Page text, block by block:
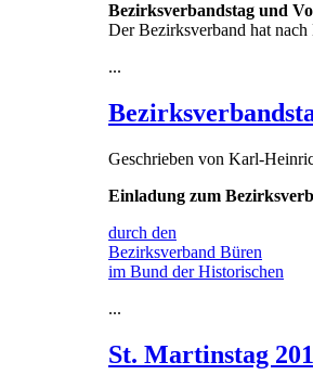
Bezirksverbandstag und
Der Bezirksverband hat
...
Geschrieben von Karl-
Einladung zum
durch den
Bezirksverband Büren
im Bund der Historischen
...
St. Martinstag